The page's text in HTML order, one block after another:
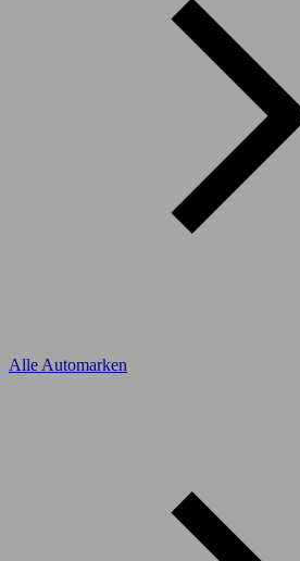
Alle Automarken